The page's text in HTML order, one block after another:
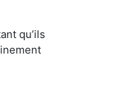
qu’ils